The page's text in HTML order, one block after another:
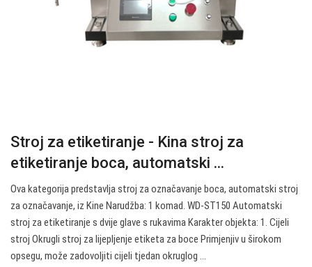
Stroj za etiketiranje - Kina stroj za
etiketiranje boca, automatski ...
Ova kategorija predstavlja stroj za označavanje boca, automatski stroj
za označavanje, iz Kine Narudžba: 1 komad. WD-ST150 Automatski
stroj za etiketiranje s dvije glave s rukavima Karakter objekta: 1. Cijeli
stroj Okrugli stroj za lijepljenje etiketa za boce Primjenjiv u širokom
opsegu, može zadovoljiti cijeli tjedan okruglog ...